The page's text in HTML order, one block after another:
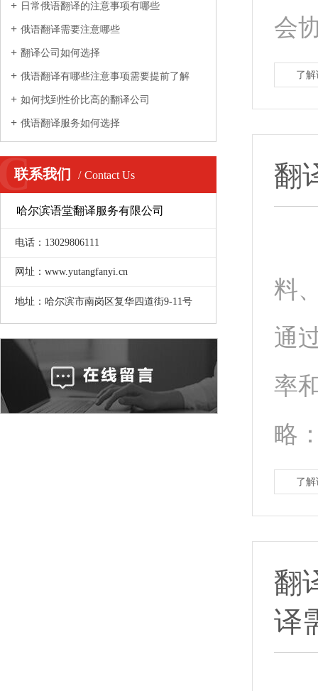
日常俄语翻译的注意事项有哪些
俄语翻译需要注意哪些
翻译公司如何选择
俄语翻译有哪些注意事项需要提前了解
如何找到性价比高的翻译公司
俄语翻译服务如何选择
联系我们 Contact Us
哈尔滨语堂翻译服务有限公司
电话：13029806111
网址：www.yutangfanyi.cn
地址：哈尔滨市南岗区复华四道街9-11号
会
了
翻
料
通
率
略
了
翻
译